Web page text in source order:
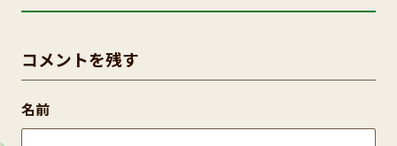
コメントを残す
名前